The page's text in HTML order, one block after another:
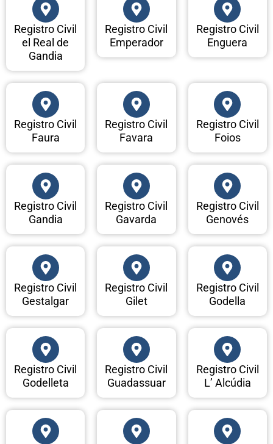
Registro Civil
el Real de
Gandia
Registro Civil
Emperador
Registro Civil
Enguera
Registro Civil
Faura
Registro Civil
Favara
Registro Civil
Foios
Registro Civil
Gandia
Registro Civil
Gavarda
Registro Civil
Genovés
Registro Civil
Gestalgar
Registro Civil
Gilet
Registro Civil
Godella
Registro Civil
Godelleta
Registro Civil
Guadassuar
Registro Civil
L’ Alcúdia